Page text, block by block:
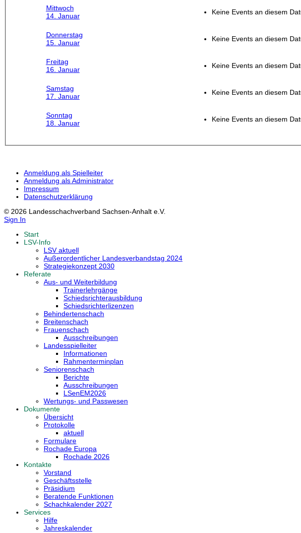
Mittwoch
14. Januar
Keine Events an diesem
Donnerstag
15. Januar
Keine Events an diesem
Freitag
16. Januar
Keine Events an diesem
Samstag
17. Januar
Keine Events an diesem
Sonntag
18. Januar
Keine Events an diesem
Anmeldung als Spielleiter
Anmeldung als Administrator
Impressum
Datenschutzerklärung
© 2026 Landesschachverband Sachsen-Anhalt e.V.
Sign In
Start
LSV-Info
LSV aktuell
Außerordentlicher Landesverbandstag 2024
Strategiekonzept 2030
Referate
Aus- und Weiterbildung
Trainerlehrgänge
Schiedsrichterausbildung
Schiedsrichterlizenzen
Behindertenschach
Breitenschach
Frauenschach
Ausschreibungen
Landesspielleiter
Informationen
Rahmenterminplan
Seniorenschach
Berichte
Ausschreibungen
LSenEM2026
Wertungs- und Passwesen
Dokumente
Übersicht
Protokolle
aktuell
Formulare
Rochade Europa
Rochade 2026
Kontakte
Vorstand
Geschäftsstelle
Präsidium
Beratende Funktionen
Schachkalender 2027
Services
Hilfe
Jahreskalender